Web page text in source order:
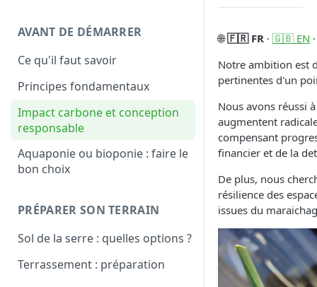
AVANT DE DÉMARRER
Ce qu'il faut savoir
Principes fondamentaux
Impact carbone et conception
responsable
Aquaponie ou bioponie : faire le
bon choix
PRÉPARER SON TERRAIN
Sol de la serre : quelles options ?
Terrassement : préparation
🌐🇫🇷 FR · 🇬🇧 EN
Notre ambition est
pertinentes d'un
Nous avons réussi
augmentent
compensant
financier et de la
De plus, nous
résilience des
issues du